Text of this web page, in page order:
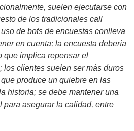
suelen ejecutarse con
de los tradicionales call
de bots de encuestas conlleva
en cuenta; la encuesta debería
que implica repensar el
los clientes suelen ser más duros
produce un quiebre en las
historia; se debe mantener una
para asegurar la calidad, entre